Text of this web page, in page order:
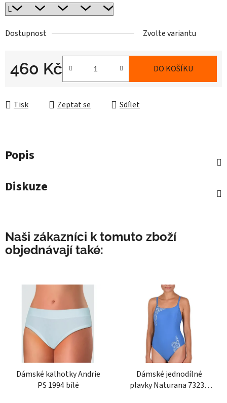
Dostupnost Zvolte variantu
460 Kč DO KOŠÍKU
Tisk Zeptat se Sdílet
Popis
Diskuze
Naši zákazníci k tomuto zboží
objednávají také:
Dámské kalhotky Andrie
PS 1994 bílé
Dámské jednodílné
plavky Naturana 73234